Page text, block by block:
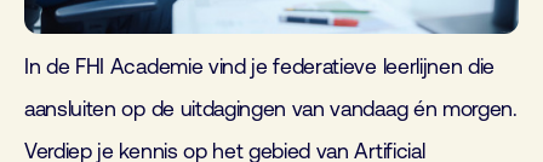
In de FHI Academie vind je federatieve leerlijnen die
aansluiten op de uitdagingen van vandaag én morgen.
Verdiep je kennis op het gebied van Artificial